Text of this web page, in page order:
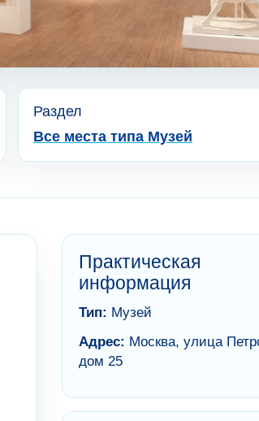
Раздел
Все места типа Музей
Практическая
информация
Тип: Музей
Адрес: Москва, улица
дом 25